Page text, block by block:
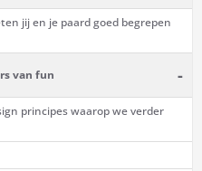
jij en je paard goed begrepen
van fun -
principes waarop we verder